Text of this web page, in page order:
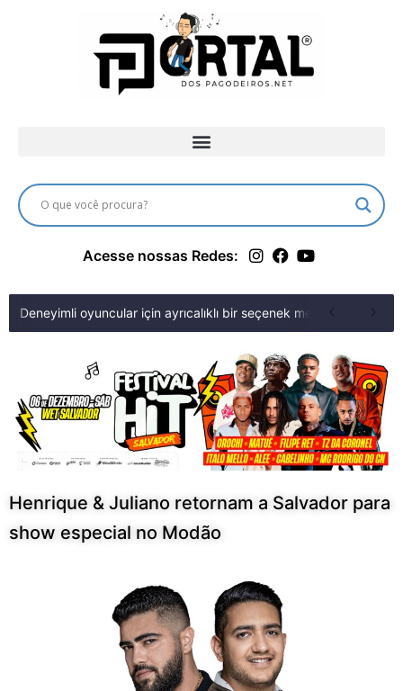
Acesse nossas Redes:
Deneyimli oyuncular için ayrıcalıklı bir seçenek merit king
Henrique & Juliano retornam a Salvador para
show especial no Modão